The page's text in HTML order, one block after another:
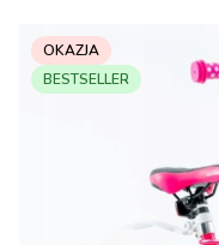
OKAZJA
BESTSELLER